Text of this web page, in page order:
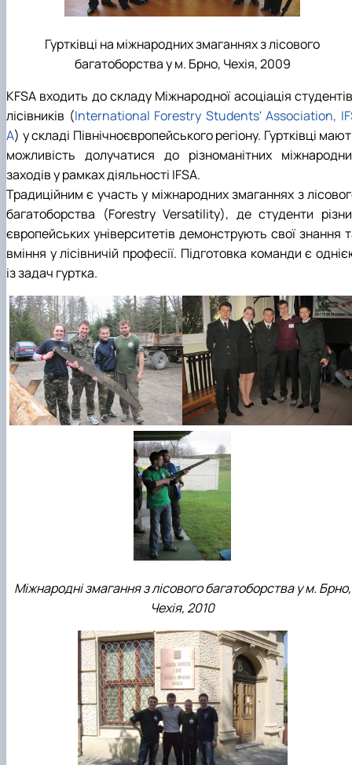
Гуртківці на міжнародних змаганнях з лісового
багатоборства у м. Брно, Чехія, 2009
KFSA входить до складу Міжнародної асоціація
лісівників (International Forestry Students' Association,
A) у складі Північноєвропейського регіону. Гуртківці
можливість долучатися до різноманітних
заходів у рамках діяльності IFSA.
Традиційним є участь у міжнародних змаганнях з
багатоборства (Forestry Versatility), де студенти
європейських університетів демонструють свої знання
вміння у лісівничій професії. Підготовка команди є
із задач гуртка.
Міжнародні змагання з лісового багатоборства у м. Брно,
Чехія, 2010